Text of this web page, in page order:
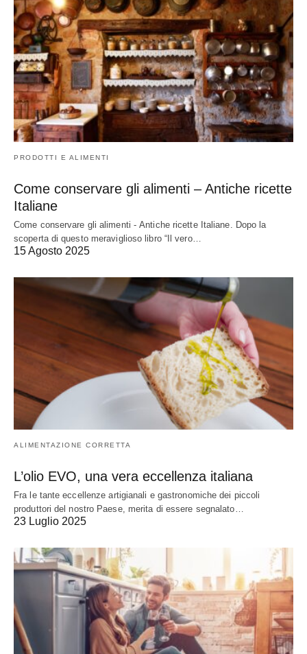
PRODOTTI E ALIMENTI
Come conservare gli alimenti – Antiche ricette
Italiane
Come conservare gli alimenti - Antiche ricette Italiane. Dopo la
scoperta di questo meraviglioso libro “Il vero…
15 Agosto 2025
ALIMENTAZIONE CORRETTA
L’olio EVO, una vera eccellenza italiana
Fra le tante eccellenze artigianali e gastronomiche dei piccoli
produttori del nostro Paese, merita di essere segnalato…
23 Luglio 2025